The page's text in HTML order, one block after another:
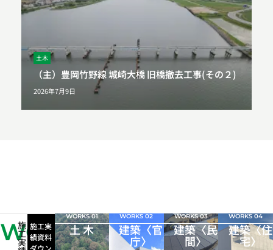
土木
（主）豊岡竹野線 城崎大橋 旧橋撤去工事(その２)
2026年7月9日
WORKS
施
工
実
施工実
績資料
ダウン
WORKS 01
土 木
WORKS 02
建築〈官
庁〉
WORKS 03
建築〈民
間〉
WORKS 04
建築〈住
宅〉